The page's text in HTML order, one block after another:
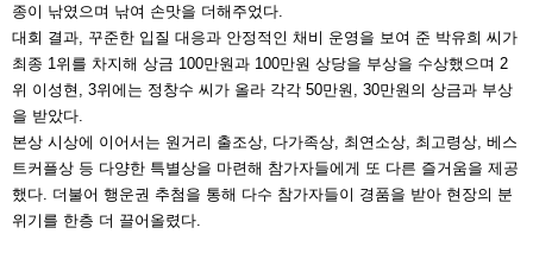
종이 낚였으며 낚여 손맛을 더해주었다.
대회 결과, 꾸준한 입질 대응과 안정적인 채비 운영을 보여 준 박유희 씨가
최종 1위를 차지해 상금 100만원과 100만원 상당을 부상을 수상했으며 2
위 이성현, 3위에는 정창수 씨가 올라 각각 50만원, 30만원의 상금과 부상
을 받았다.
본상 시상에 이어서는 원거리 출조상, 다가족상, 최연소상, 최고령상, 베스
트커플상 등 다양한 특별상을 마련해 참가자들에게 또 다른 즐거움을 제공
했다. 더불어 행운권 추첨을 통해 다수 참가자들이 경품을 받아 현장의 분
위기를 한층 더 끌어올렸다.